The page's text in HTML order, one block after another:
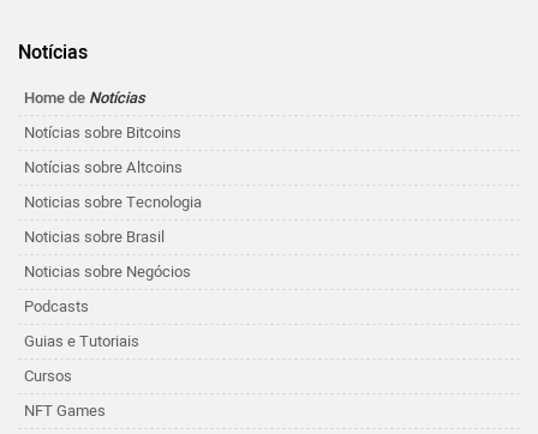
Notícias
Home de Notícias
Notícias sobre Bitcoins
Notícias sobre Altcoins
Noticias sobre Tecnologia
Noticias sobre Brasil
Noticias sobre Negócios
Podcasts
Guias e Tutoriais
Cursos
NFT Games